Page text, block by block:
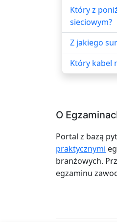
Który z
sieciowym?
Z jakiego
Który kabel
O
Portal z bazą
praktycznymi
branżowych.
egzaminu